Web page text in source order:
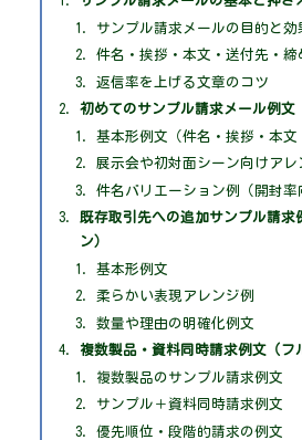
サンプル請求メールの目的と効
件名・挨拶・本文・送付先・締
返信率を上げる文章のコツ
初めてのサンプル請求メール例文
基本形例文（件名・挨拶・本文
展示会や初対面シーン向けアレ
件名バリエーション例（開封率
既存取引先への追加サンプル請求
ン）
基本形例文
柔らかい表現アレンジ例
数量や理由の明確化例文
複数製品・資料同時請求例文（フ
複数製品のサンプル請求例文
サンプル＋資料同時請求例文
優先順位・段階的請求の例文